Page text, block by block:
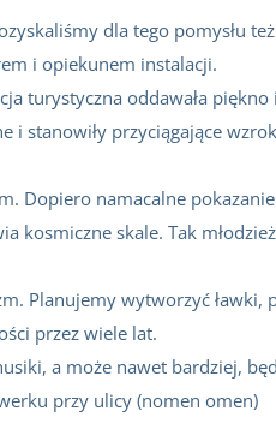
dla tego pomysłu
i opiekunem instalacji.
turystyczna oddawała piękno i
i stanowiły przyciągające
Dopiero namacalne
kosmiczne skale. Tak
Planujemy wytworzyć ławki,
przez wiele lat.
a może nawet bardziej,
przy ulicy (nomen omen)